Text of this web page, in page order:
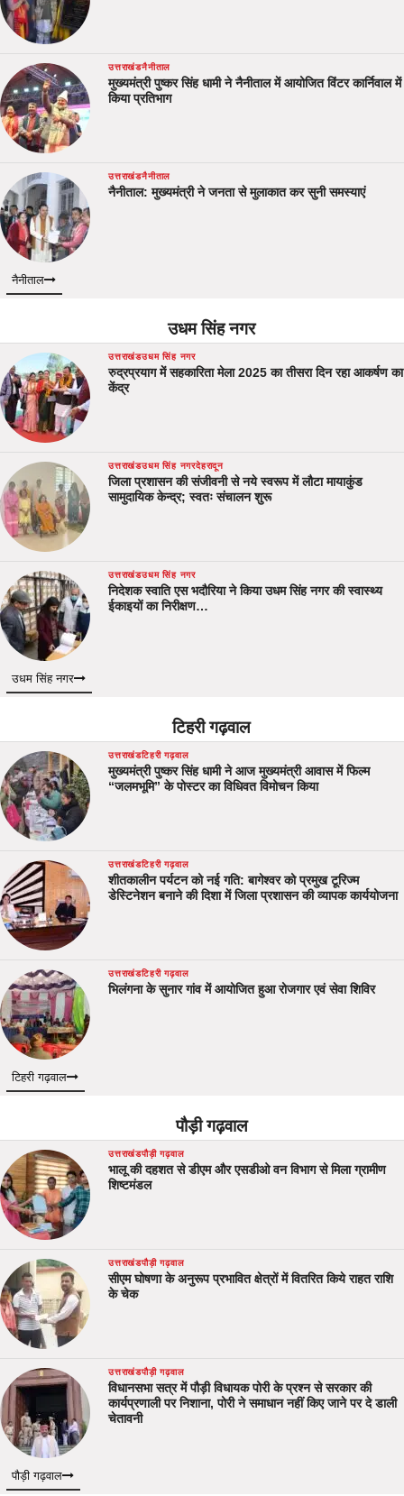
उत्तराखंडनैनीताल
मुख्यमंत्री पुष्कर सिंह धामी ने नैनीताल में आयोजित विंटर कार्निवाल में
किया प्रतिभाग
उत्तराखंडनैनीताल
नैनीताल: मुख्यमंत्री ने जनता से मुलाकात कर सुनी समस्याएं
नैनीताल
उधम सिंह नगर
उत्तराखंडउधम सिंह नगर
रुद्रप्रयाग में सहकारिता मेला 2025 का तीसरा दिन रहा आकर्षण का
केंद्र
उत्तराखंडउधम सिंह नगरदेहरादून
जिला प्रशासन की संजीवनी से नये स्वरूप में लौटा मायाकुंड
सामुदायिक केन्द्र; स्वतः संचालन शुरू
उत्तराखंडउधम सिंह नगर
निदेशक स्वाति एस भदौरिया ने किया उधम सिंह नगर की स्वास्थ्य
ईकाइयों का निरीक्षण…
उधम सिंह नगर
टिहरी गढ़वाल
उत्तराखंडटिहरी गढ़वाल
मुख्यमंत्री पुष्कर सिंह धामी ने आज मुख्यमंत्री आवास में फिल्म
“जलमभूमि” के पोस्टर का विधिवत विमोचन किया
उत्तराखंडटिहरी गढ़वाल
शीतकालीन पर्यटन को नई गति: बागेश्वर को प्रमुख टूरिज्म
डेस्टिनेशन बनाने की दिशा में जिला प्रशासन की व्यापक कार्ययोजना
उत्तराखंडटिहरी गढ़वाल
भिलंगना के सुनार गांव में आयोजित हुआ रोजगार एवं सेवा शिविर
टिहरी गढ़वाल
पौड़ी गढ़वाल
उत्तराखंडपौड़ी गढ़वाल
भालू की दहशत से डीएम और एसडीओ वन विभाग से मिला ग्रामीण
शिष्टमंडल
उत्तराखंडपौड़ी गढ़वाल
सीएम घोषणा के अनुरूप प्रभावित क्षेत्रों में वितरित किये राहत राशि
के चेक
उत्तराखंडपौड़ी गढ़वाल
विधानसभा सत्र में पौड़ी विधायक पोरी के प्रश्न से सरकार की
कार्यप्रणाली पर निशाना, पोरी ने समाधान नहीं किए जाने पर दे डाली
चेतावनी
पौड़ी गढ़वाल